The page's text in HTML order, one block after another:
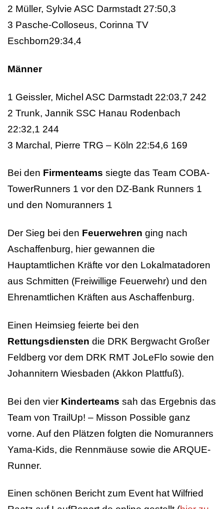
2 Müller, Sylvie ASC Darmstadt 27:50,3
3 Pasche-Colloseus, Corinna TV
Eschborn29:34,4
Männer
1 Geissler, Michel ASC Darmstadt 22:03,7 242
2 Trunk, Jannik SSC Hanau Rodenbach
22:32,1 244
3 Marchal, Pierre TRG – Köln 22:54,6 169
Bei den Firmenteams siegte das Team COBA-
TowerRunners 1 vor den DZ-Bank Runners 1
und den Nomuranners 1
Der Sieg bei den Feuerwehren ging nach
Aschaffenburg, hier gewannen die
Hauptamtlichen Kräfte vor den Lokalmatadoren
aus Schmitten (Freiwillige Feuerwehr) und den
Ehrenamtlichen Kräften aus Aschaffenburg.
Einen Heimsieg feierte bei den
Rettungsdiensten die DRK Bergwacht Großer
Feldberg vor dem DRK RMT JoLeFlo sowie den
Johannitern Wiesbaden (Akkon Plattfuß).
Bei den vier Kinderteams sah das Ergebnis das
Team von TrailUp! – Misson Possible ganz
vorne. Auf den Plätzen folgten die Nomuranners
Yama-Kids, die Rennmäuse sowie die ARQUE-
Runner.
Einen schönen Bericht zum Event hat Wilfried